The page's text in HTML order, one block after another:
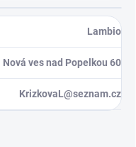
Lambio
Nová ves nad Popelkou 60
KrizkovaL@seznam.cz